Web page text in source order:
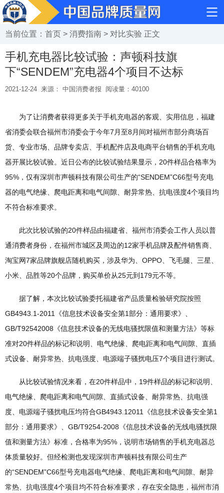
当前位置： 首页 > 消费指南 > 对比实验 正文
手机充电器比较试验：声顿科技旗
下“SENDEM”充电器4个项目不达标
2021-12-24 来源： 中国消费者报 阅读量： 40100
为了让消费者获得更多关于手机充电器的客观、实用信息，福建
省消委会联合福州市消委会于今年7月至8月间对福州市部分商场百
货、专业市场、品牌专卖店、手机配件店及电商平台销售的手机充电
器开展比较试验。近日公布的比较试验结果显示，20件样品合格率为
95%，仅有深圳市声顿科技有限公司生产的“SENDEM”C66型号充电
器的电气绝缘、爬电距离和电气间隙、耐异常热、抗电强度4个项目均
不符合标准要求。
此次比较试验的20件样品由福建省、福州市消委会工作人员以普
通消费者身份，在福州市城区及周边的12家手机品牌及配件销售商、
淘宝网7家品牌旗舰店随机购买，涉及华为、OPPO、飞毛腿、三星、
小米、品胜等20个品牌，购买单价从25元到179元不等。
据了解，本次比较试验委托福建省产品质量检验研究院按照
GB4943.1-2011《信息技术设备安全第1部分：通用要求》、
GB/T92542008《信息技术设备的无线电骚扰限值和测量方法》等标
准对20件样品的标记和说明、电气绝缘、爬电距离和电气间隙、直插
式设备、耐异常热、抗电强度、电源端子骚扰电压7个项目进行测试。
从比较试验情况来看，在20件样品中，19件样品的标记和说明、
电气绝缘、爬电距离和电气间隙、直插式设备、耐异常热、抗电强
度、电源端子骚扰电压均符合GB4943.12011《信息技术设备安全第1
部分：通用要求》、GB/T9254-2008《信息技术设备的无线电骚扰限
值和测量方法》标准，合格率为95%，说明市场销售的手机充电器总
体质量较好。但经检测也发现深圳市声顿科技有限公司生产
的“SENDEM”C66型号充电器电气绝缘、爬电距离和电气间隙、耐异
常热、抗电强度4个项目均不符合标准要求，存在安全隐患，福州市消